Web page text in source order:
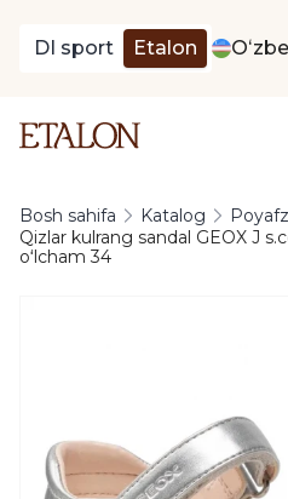
DI sport Etalon
Bosh sahifa Katalog
Qizlar kulrang sandal GEOX J
oʻlcham 34